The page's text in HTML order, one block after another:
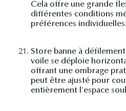
Cela offre une grande
différentes conditions
préférences individuelles.
21. Store banne à
voile se déploie
offrant une ombrage
peut être ajusté pour
entièrement l'espace